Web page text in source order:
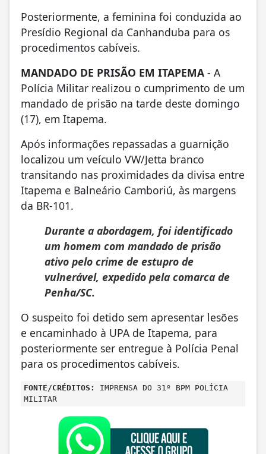
Posteriormente, a feminina foi conduzida ao
Presídio Regional da Canhanduba para os
procedimentos cabíveis.
MANDADO DE PRISÃO EM ITAPEMA - A
Polícia Militar realizou o cumprimento de um
mandado de prisão na tarde deste domingo
(17), em Itapema.
Após informações repassadas a guarnição
localizou um veículo VW/Jetta branco
transitando nas proximidades da divisa entre
Itapema e Balneário Camboriú, às margens
da BR-101.
Durante a abordagem, foi identificado
um homem com mandado de prisão
ativo pelo crime de estupro de
vulnerável, expedido pela comarca de
Penha/SC.
O suspeito foi detido sem apresentar lesões
e encaminhado à UPA de Itapema, para
posteriormente ser entregue à Polícia Penal
para os procedimentos cabíveis.
FONTE/CRÉDITOS:
IMPRENSA DO 31º BPM POLÍCIA
MILITAR